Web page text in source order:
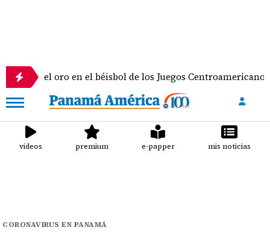
en el béisbol de los Juegos Centroamericanos y del
videos premium e-papper mis noticias
CORONAVIRUS EN PANAMÁ